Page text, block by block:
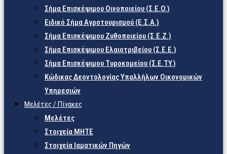
Σήμα Επισκέψιμου Οινοποιείου (Σ.Ε.Ο.)
Ειδικό Σήμα Αγροτουρισμού (Ε.Σ.Α.)
Σήμα Επισκέψιμου Ζυθοποιείου (Σ.Ε.Ζ.)
Σήμα Επισκέψιμου Ελαιοτριβείου (Σ.Ε.Ε.)
Σήμα Επισκέψιμου Τυροκομείου (Σ.Ε.TY.)
Κώδικας Δεοντολογίας Υπαλλήλων Οικονομικών
Υπηρεσιών
Μελέτες / Πίνακες
Μελέτες
Στοιχεία ΜΗΤΕ
Στοιχεία Ιαματικών Πηγών